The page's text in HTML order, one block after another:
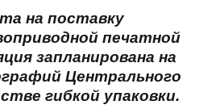
на поставку
печатной
запланирована на
Центрального
гибкой упаковки.